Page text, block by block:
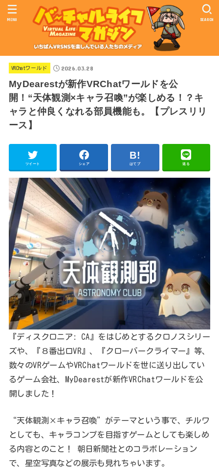
SEARCH
MENU
VRChatワールド 2026.03.28
MyDearestが新作VRChatワールドを公
開！“天体観測×キャラ召喚”が楽しめる！？キ
ャラと仲良くなれる部員機能も。【プレスリリ
ース】
ツイート シェア はてブ 送る
『ディスクロニア: CA』をはじめとするクロノスシリー
ズや、『８番出口VR』、『クローバークライマー』等、
数々のVRゲームやVRChatワールドを世に送り出してい
るゲーム会社、MyDearestが新作VRChatワールドを公
開しました！
“天体観測×キャラ召喚”がテーマという事で、チルワ
としても、キャラコンプを目指すゲームとしても楽しめ
る内容とのこと！ 朝日新聞社とのコラボレーション
で、星空写真などの展示も見れちゃいます。